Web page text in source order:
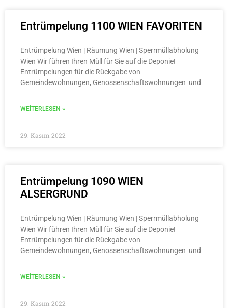
Entrümpelung 1100 WIEN FAVORITEN
Entrümpelung Wien | Räumung Wien | Sperrmüllabholung
Wien Wir führen Ihren Müll für Sie auf die Deponie!
Entrümpelungen für die Rückgabe von
Gemeindewohnungen, Genossenschaftswohnungen und
WEITERLESEN »
29. Kasım 2022
Entrümpelung 1090 WIEN
ALSERGRUND
Entrümpelung Wien | Räumung Wien | Sperrmüllabholung
Wien Wir führen Ihren Müll für Sie auf die Deponie!
Entrümpelungen für die Rückgabe von
Gemeindewohnungen, Genossenschaftswohnungen und
WEITERLESEN »
29. Kasım 2022